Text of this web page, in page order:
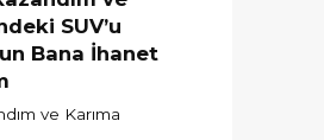
SUV’u
Bana İhanet
ve Karıma